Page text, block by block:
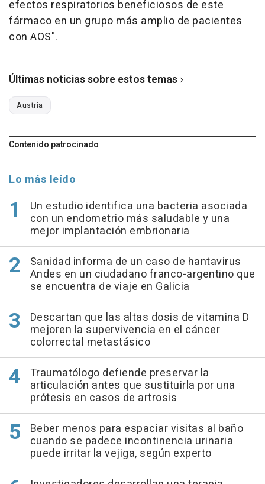
efectos respiratorios beneficiosos de este
fármaco en un grupo más amplio de pacientes
con AOS".
Últimas noticias sobre estos temas
Austria
Contenido patrocinado
Lo más leído
Un estudio identifica una bacteria asociada
con un endometrio más saludable y una
mejor implantación embrionaria
Sanidad informa de un caso de hantavirus
Andes en un ciudadano franco-argentino que
se encuentra de viaje en Galicia
Descartan que las altas dosis de vitamina D
mejoren la supervivencia en el cáncer
colorrectal metastásico
Traumatólogo defiende preservar la
articulación antes que sustituirla por una
prótesis en casos de artrosis
Beber menos para espaciar visitas al baño
cuando se padece incontinencia urinaria
puede irritar la vejiga, según experto